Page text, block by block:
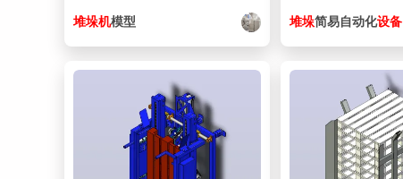
堆垛机模型 堆垛简易自动化设备